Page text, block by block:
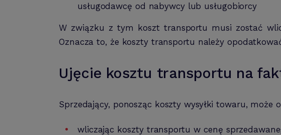
usługodawcę od nabywcy lub usługobiorcy
W związku z tym koszt transportu musi zostać
Oznacza to, że koszty transportu należy
Ujęcie kosztu transportu na
Sprzedający, ponosząc koszty wysyłki towaru,
wliczając koszty transportu w cenę